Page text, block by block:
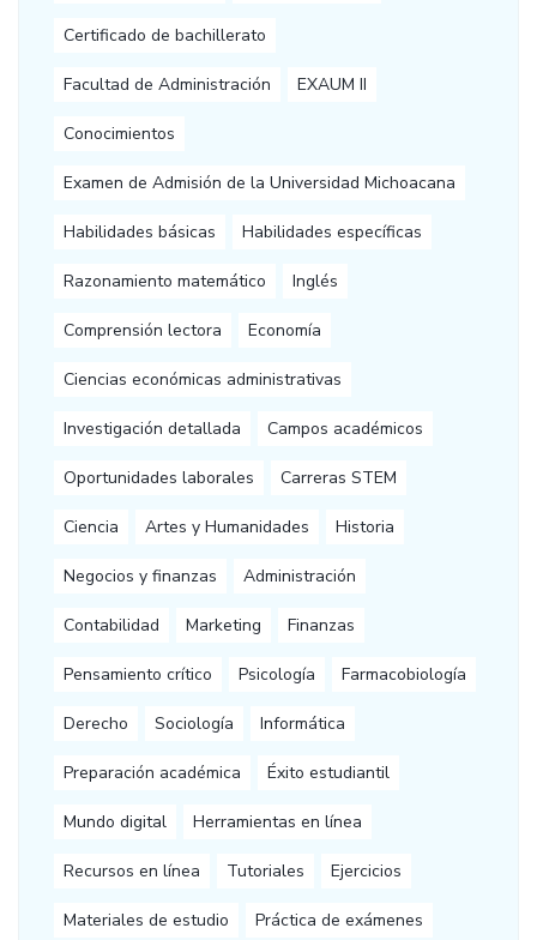
Certificado de bachillerato
Facultad de Administración EXAUM II
Conocimientos
Examen de Admisión de la Universidad Michoacana
Habilidades básicas Habilidades específicas
Razonamiento matemático Inglés
Comprensión lectora Economía
Ciencias económicas administrativas
Investigación detallada Campos académicos
Oportunidades laborales Carreras STEM
Ciencia Artes y Humanidades Historia
Negocios y finanzas Administración
Contabilidad Marketing Finanzas
Pensamiento crítico Psicología Farmacobiología
Derecho Sociología Informática
Preparación académica Éxito estudiantil
Mundo digital Herramientas en línea
Recursos en línea Tutoriales Ejercicios
Materiales de estudio Práctica de exámenes